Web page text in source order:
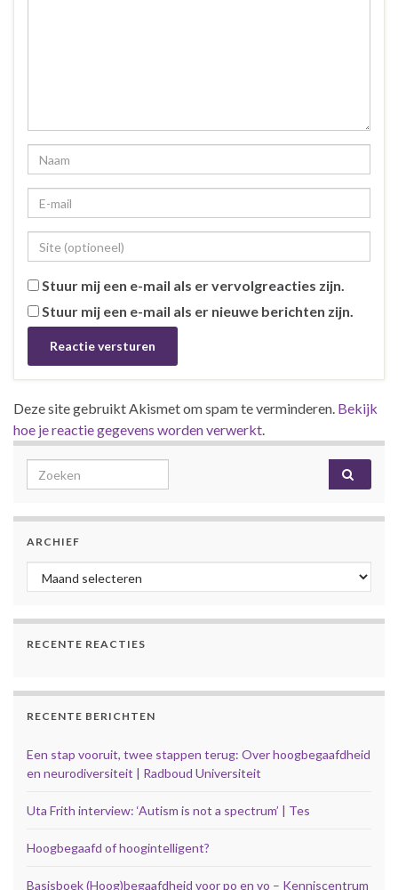
Stuur mij een e-mail als er vervolgreacties zijn.
Stuur mij een e-mail als er nieuwe berichten zijn.
Deze site gebruikt Akismet om spam te verminderen. Bekijk
hoe je reactie gegevens worden verwerkt.
Search for:
ARCHIEF
Archief
RECENTE REACTIES
RECENTE BERICHTEN
Een stap vooruit, twee stappen terug: Over hoogbegaafdheid
en neurodiversiteit | Radboud Universiteit
Uta Frith interview: ‘Autism is not a spectrum’ | Tes
Hoogbegaafd of hoogintelligent?
Basisboek (Hoog)begaafdheid voor po en vo – Kenniscentrum